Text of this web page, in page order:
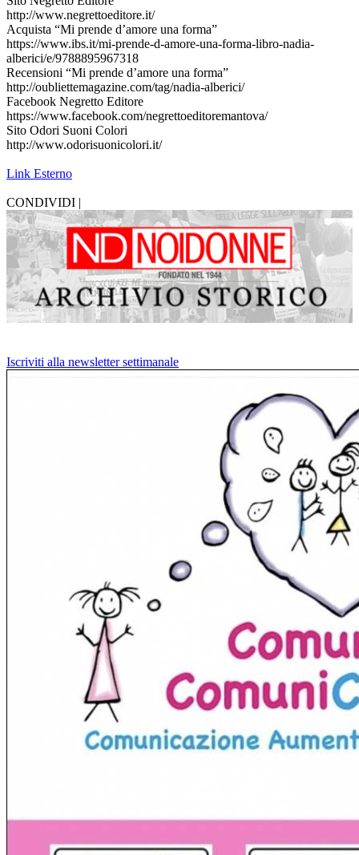
http://www.negrettoeditore.it/
Acquista “Mi prende d’amore una forma”
https://www.ibs.it/mi-prende-d-amore-una-forma-libro-nadia-
alberici/e/9788895967318
Recensioni “Mi prende d’amore una forma”
http://oubliettemagazine.com/tag/nadia-alberici/
Facebook Negretto Editore
https://www.facebook.com/negrettoeditoremantova/
Sito Odori Suoni Colori
http://www.odorisuonicolori.it/
Link Esterno
CONDIVIDI |
Iscriviti alla newsletter settimanale